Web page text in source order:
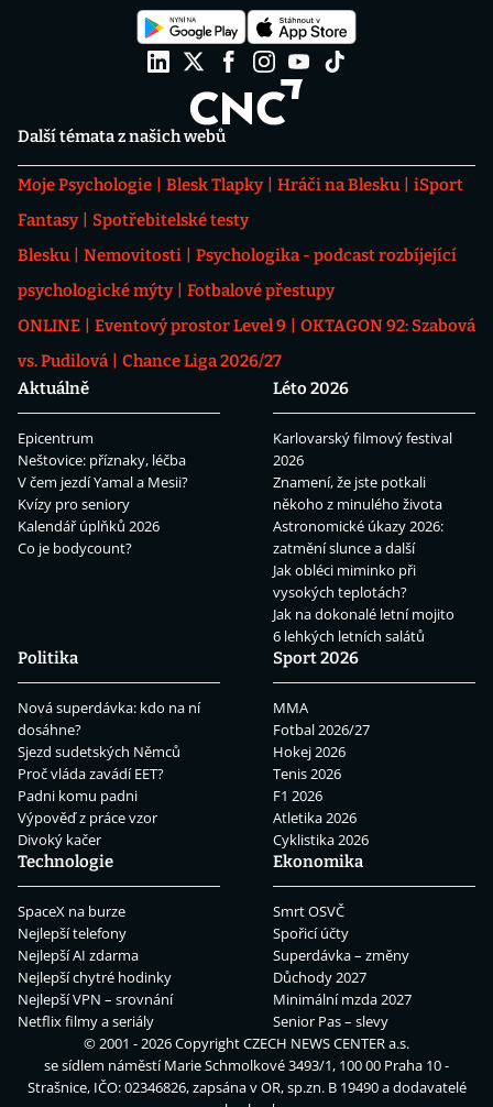
Další témata z našich webů
Moje Psychologie Blesk Tlapky Hráči na Blesku
iSport
Fantasy
Spotřebitelské testy
Blesku
Nemovitosti
Psychologika - podcast rozbíjející
psychologické mýty
Fotbalové přestupy
ONLINE
Eventový prostor Level 9
OKTAGON 92: Szabová
vs. Pudilová
Chance Liga 2026/27
Aktuálně
Epicentrum
Neštovice: příznaky, léčba
V čem jezdí Yamal a Mesii?
Kvízy pro seniory
Kalendář úplňků 2026
Co je bodycount?
Léto 2026
Karlovarský filmový festival
2026
Znamení, že jste potkali
někoho z minulého života
Astronomické úkazy 2026:
zatmění slunce a další
Jak obléci miminko při
vysokých teplotách?
Jak na dokonalé letní mojito
6 lehkých letních salátů
Politika
Nová superdávka: kdo na ní
dosáhne?
Sjezd sudetských Němců
Proč vláda zavádí EET?
Padni komu padni
Výpověď z práce vzor
Divoký kačer
Sport 2026
MMA
Fotbal 2026/27
Hokej 2026
Tenis 2026
F1 2026
Atletika 2026
Cyklistika 2026
Technologie
SpaceX na burze
Nejlepší telefony
Nejlepší AI zdarma
Nejlepší chytré hodinky
Nejlepší VPN – srovnání
Netflix filmy a seriály
Ekonomika
Smrt OSVČ
Spořicí účty
Superdávka – změny
Důchody 2027
Minimální mzda 2027
Senior Pas – slevy
© 2001 - 2026 CopyrightCZECH NEWS CENTER a.s.
se sídlem náměstí Marie Schmolkové 3493/1, 100 00 Praha 10 -
Strašnice, IČO: 02346826, zapsána v OR, sp.zn. B 19490 a dodavatelé